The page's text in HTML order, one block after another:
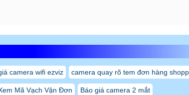
camera wifi ezviz camera quay rõ tem đơn hàng
Mã Vạch Vận Đơn Báo giá camera 2 mắt